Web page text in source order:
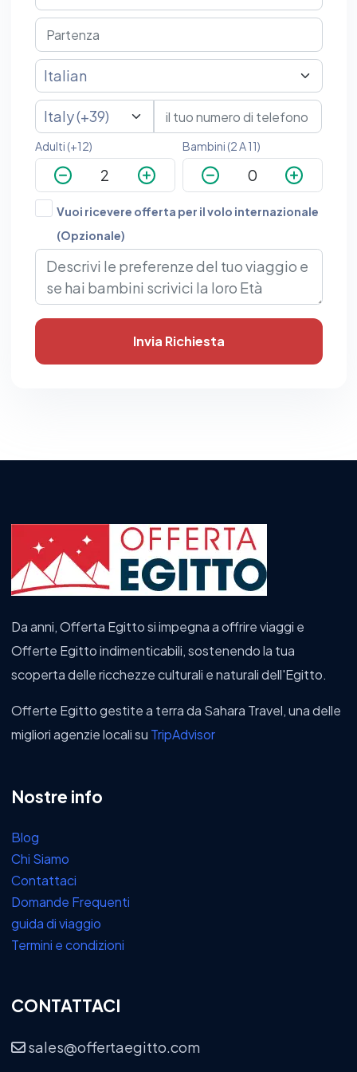
che non dimenticherete mai!
Adulti (+12) Bambini (2 A 11)
Vuoi ricevere offerta per il volo internazionale
(Opzionale)
Invia Richiesta
Da anni, Offerta Egitto si impegna a offrire viaggi e
Offerte Egitto indimenticabili, sostenendo la tua
scoperta delle ricchezze culturali e naturali dell'Egitto.
Offerte Egitto gestite a terra da Sahara Travel, una delle
migliori agenzie locali su TripAdvisor
Nostre info
Blog
Chi Siamo
Contattaci
Domande Frequenti
guida di viaggio
Termini e condizioni
CONTATTACI
sales@offertaegitto.com